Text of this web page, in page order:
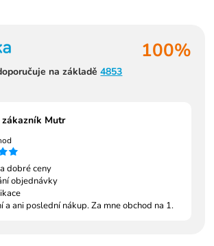
100%
na základě4853
zákazník Mutr
dobré ceny
objednávky
a ani poslední nákup. Za mne obchod na 1.